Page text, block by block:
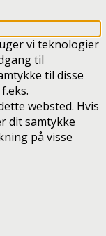
vi teknologier
til
til disse
websted. Hvis
dit samtykke
på visse